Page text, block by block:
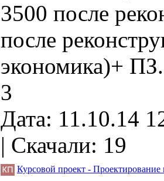
3500 после
после
экономика)+ ПЗ.
3
Дата: 11.10.14
| Скачали: 19
Курсовой проект - Проектирование